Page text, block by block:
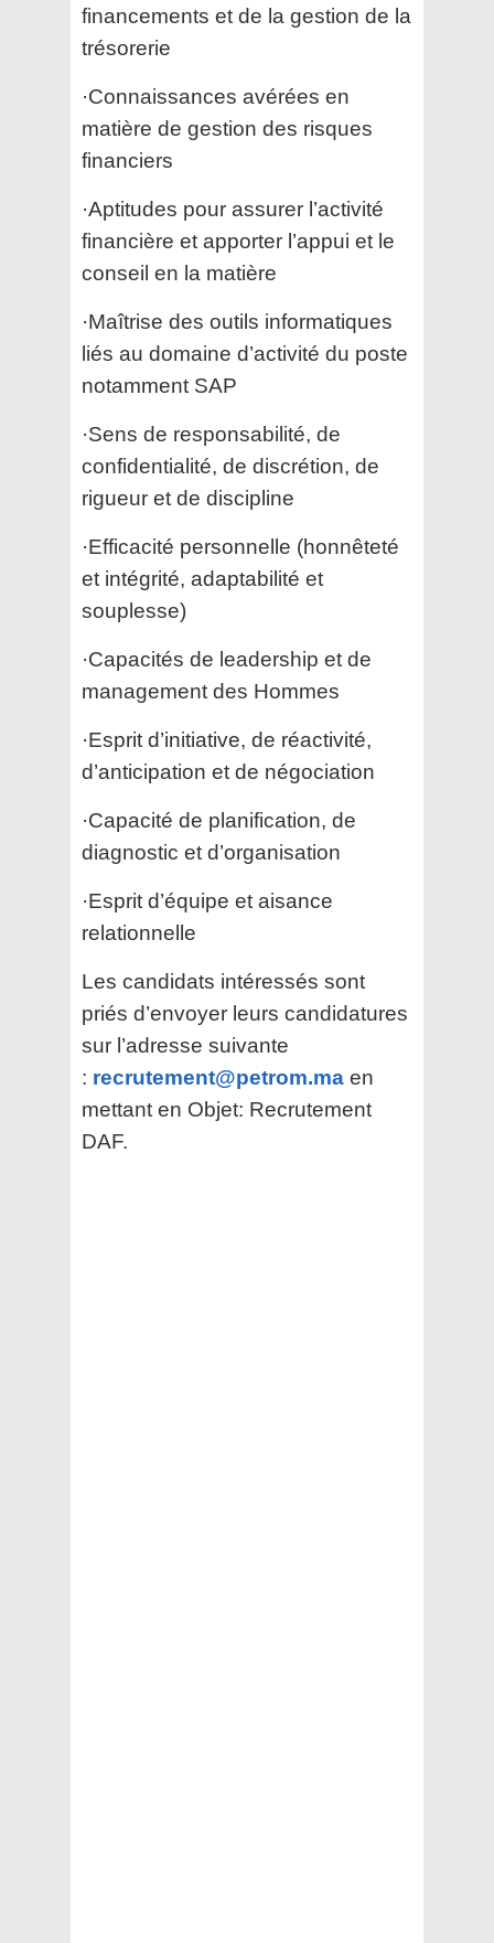
financements et de la gestion de la
trésorerie
·Connaissances avérées en
matière de gestion des risques
financiers
·Aptitudes pour assurer l’activité
financière et apporter l’appui et le
conseil en la matière
·Maîtrise des outils informatiques
liés au domaine d’activité du poste
notamment SAP
·Sens de responsabilité, de
confidentialité, de discrétion, de
rigueur et de discipline
·Efficacité personnelle (honnêteté
et intégrité, adaptabilité et
souplesse)
·Capacités de leadership et de
management des Hommes
·Esprit d’initiative, de réactivité,
d’anticipation et de négociation
·Capacité de planification, de
diagnostic et d’organisation
·Esprit d’équipe et aisance
relationnelle
Les candidats intéressés sont
priés d’envoyer leurs candidatures
sur l’adresse suivante
: recrutement@petrom.ma en
mettant en Objet: Recrutement
DAF.